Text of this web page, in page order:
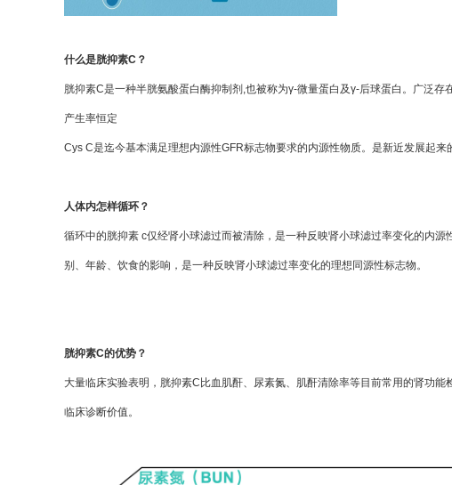
什么是胱抑素C？
胱抑素C是一种半胱氨酸蛋白酶抑制剂,也被称为γ-微量蛋白及γ-后球蛋白。广泛
产生率恒定
Cys C是迄今基本满足理想内源性GFR标志物要求的内源性物质。是新近发展起
人体内怎样循环？
循环中的胱抑素 c仅经肾小球滤过而被清除，是一种反映肾小球滤过率变化的内
别、年龄、饮食的影响，是一种反映肾小球滤过率变化的理想同源性标志物。
胱抑素C的优势 ？
大量临床实验表明，胱抑素C比血肌酐、尿素氮、肌酐清除率等目前常用的肾功
临床诊断价值。